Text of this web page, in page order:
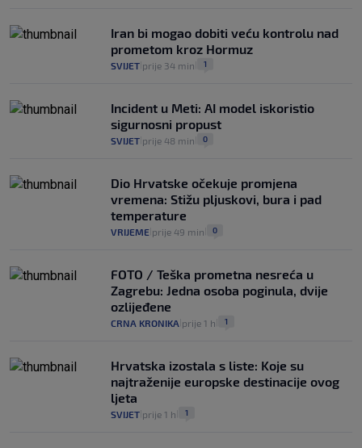
Iran bi mogao dobiti veću kontrolu nad
prometom kroz Hormuz
SVIJET prije 34 min 1
Incident u Meti: AI model iskoristio
sigurnosni propust
SVIJET prije 48 min 0
Dio Hrvatske očekuje promjena
vremena: Stižu pljuskovi, bura i pad
temperature
VRIJEME prije 49 min 0
FOTO / Teška prometna nesreća u
Zagrebu: Jedna osoba poginula, dvije
ozlijeđene
CRNA KRONIKA prije 1 h 1
Hrvatska izostala s liste: Koje su
najtraženije europske destinacije ovog
ljeta
SVIJET prije 1 h 1